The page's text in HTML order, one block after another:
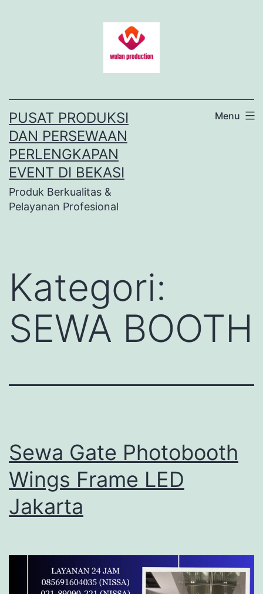
PUSAT PRODUKSI
DAN PERSEWAAN
PERLENGKAPAN
EVENT DI BEKASI
Produk Berkualitas &
Pelayanan Profesional
Menu
Kategori:
SEWA BOOTH
Sewa Gate Photobooth
Wings Frame LED
Jakarta